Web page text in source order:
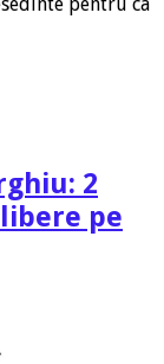
2
pe